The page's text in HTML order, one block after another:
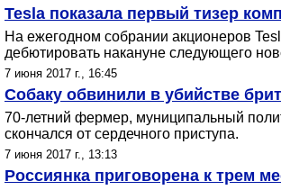
Tesla показала первый тизер
На ежегодном собрании акционеров
дебютировать накануне следующего
7 июня 2017 г., 16:45
Собаку обвинили в убийстве
70-летний фермер, муниципальный
скончался от сердечного приступа.
7 июня 2017 г., 13:13
Россиянка приговорена к трем